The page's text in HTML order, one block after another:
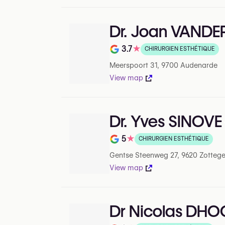
Dr. Joan
Note de 3.7 sur 5 sur Google
3.7★ CHIRURGIEN ESTHÉTIQUE
Meerspoort 31, 9700 Audenarde
View map
Dr. Yves SINOVE
Note de 5 sur 5 sur Google
5★ CHIRURGIEN ESTHÉTIQUE
Gentse Steenweg 27, 9620
View map
Dr Nicolas